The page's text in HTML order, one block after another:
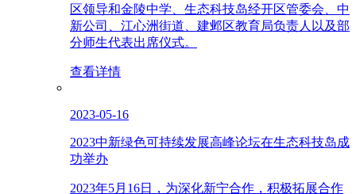
区领导和金陵中学、生态科技岛经开区管委会、中
新公司、江心洲街道、建邺区教育局负责人以及部
分师生代表出席仪式。
查看详情
2023-05-16
2023中新绿色可持续发展高峰论坛在生态科技岛成
功举办
2023年5月16日，为深化新宁合作，积极拓展合作